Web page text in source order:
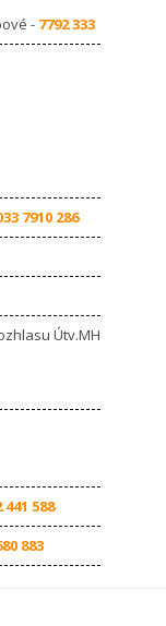
- 7792 333
7910 286
Útv.MH
441 588
883